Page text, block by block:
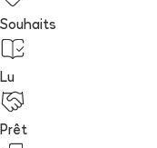
Souhaits
Lu
Prêt